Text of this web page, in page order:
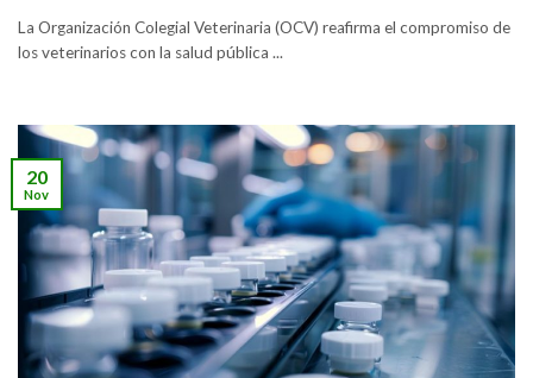
La Organización Colegial Veterinaria (OCV) reafirma el compromiso de
los veterinarios con la salud pública ...
20
Nov